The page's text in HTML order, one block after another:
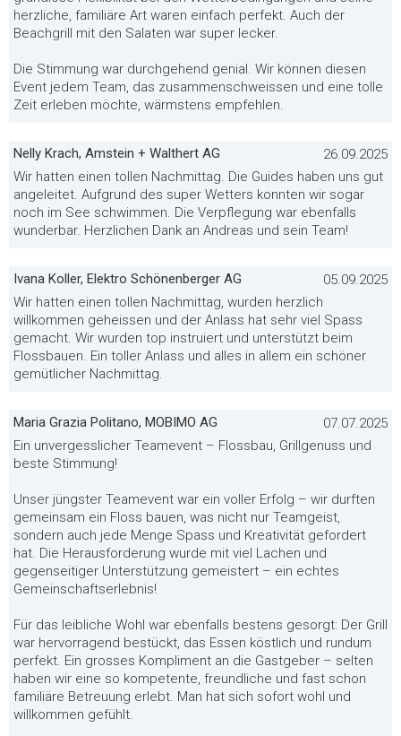
herzliche, familiäre Art waren einfach perfekt. Auch der
Beachgrill mit den Salaten war super lecker.
Die Stimmung war durchgehend genial. Wir können diesen
Event jedem Team, das zusammenschweissen und eine tolle
Zeit erleben möchte, wärmstens empfehlen.
Nelly Krach, Amstein + Walthert AG
26.09.2025
Wir hatten einen tollen Nachmittag. Die Guides haben uns gut
angeleitet. Aufgrund des super Wetters konnten wir sogar
noch im See schwimmen. Die Verpflegung war ebenfalls
wunderbar. Herzlichen Dank an Andreas und sein Team!
Ivana Koller, Elektro Schönenberger AG
05.09.2025
Wir hatten einen tollen Nachmittag, wurden herzlich
willkommen geheissen und der Anlass hat sehr viel Spass
gemacht. Wir wurden top instruiert und unterstützt beim
Flossbauen. Ein toller Anlass und alles in allem ein schöner
gemütlicher Nachmittag.
Maria Grazia Politano, MOBIMO AG
07.07.2025
Ein unvergesslicher Teamevent – Flossbau, Grillgenuss und
beste Stimmung!
Unser jüngster Teamevent war ein voller Erfolg – wir durften
gemeinsam ein Floss bauen, was nicht nur Teamgeist,
sondern auch jede Menge Spass und Kreativität gefordert
hat. Die Herausforderung wurde mit viel Lachen und
gegenseitiger Unterstützung gemeistert – ein echtes
Gemeinschaftserlebnis!
Für das leibliche Wohl war ebenfalls bestens gesorgt: Der Grill
war hervorragend bestückt, das Essen köstlich und rundum
perfekt. Ein grosses Kompliment an die Gastgeber – selten
haben wir eine so kompetente, freundliche und fast schon
familiäre Betreuung erlebt. Man hat sich sofort wohl und
willkommen gefühlt.